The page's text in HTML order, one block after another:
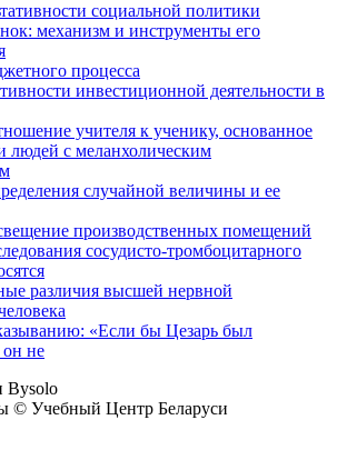
социальной политики
механизм и инструменты его
процесса
инвестиционной деятельности в
учителя к ученику, основанное
людей с меланхолическим
случайной величины и ее
производственных помещений
сосудисто-тромбоцитарного
различия высшей нервной
«Если бы Цезарь был
он не
Bysolo
© Учебный Центр Беларуси